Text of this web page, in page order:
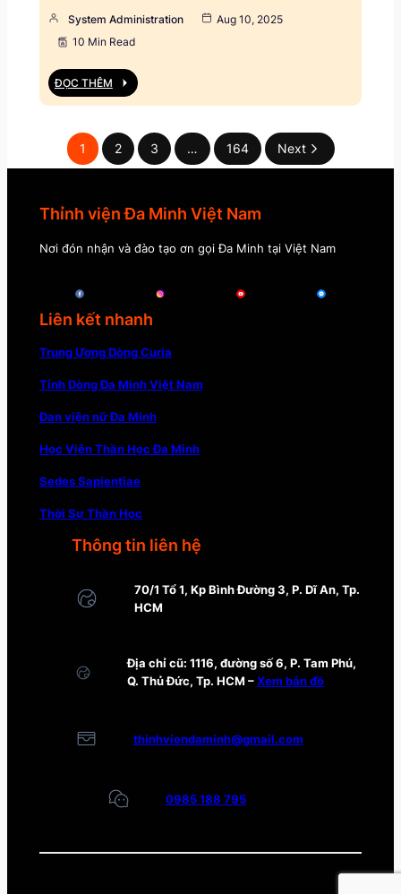
System Administration
Aug 10, 2025
10 Min Read
ĐỌC THÊM
1 2 3 … 164 Next
Thỉnh viện Đa Minh Việt Nam
Nơi đón nhận và đào tạo ơn gọi Đa Minh tại Việt Nam
Liên kết nhanh
Trung Ương Dòng Curia
Tỉnh Dòng Đa Minh Việt Nam
Đan viện nữ Đa Minh
Học Viện Thần Học Đa Minh
Sedes Sapientiae
Thời Sự Thần Học
Thông tin liên hệ
70/1 Tổ 1, Kp Bình Đường 3, P. Dĩ An, Tp.
HCM
Địa chỉ cũ: 1116, đường số 6, P. Tam Phú,
Q. Thủ Đức, Tp. HCM –Xem bản đồ
thinhviendaminh@gmail.com
0985 188 795